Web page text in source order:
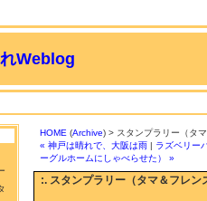
れWeblog
HOME (Archive) > スタンプラリー（タ
« 神戸は晴れで、大阪は雨 | ラズベリー
ーグルホームにしゃべらせた） »
:. スタンプラリー（タマ＆フレン